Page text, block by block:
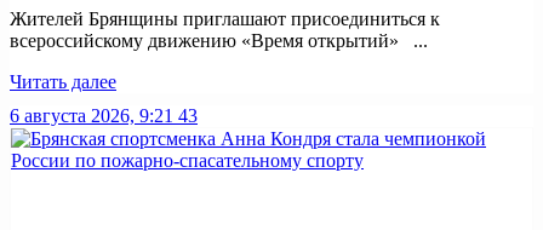
Жителей Брянщины приглашают присоединиться к
всероссийскому движению «Время открытий» ...
Читать далее
6 августа 2026, 9:21 43